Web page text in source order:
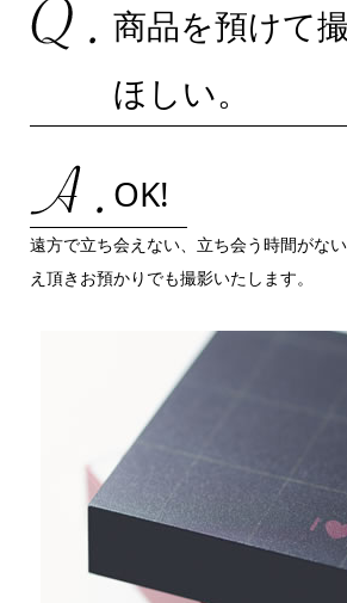
商品を預けて
ほしい。
OK!
遠方で立ち会えない、立ち会う時間がな
え頂きお預かりでも撮影いたします。